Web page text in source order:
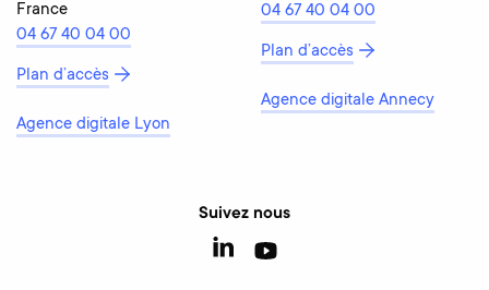
France
04 67 40 04 00
Plan d’accès
Agence digitale Lyon
04 67 40 04 00
Plan d’accès
Agence digitale Annecy
Suivez nous